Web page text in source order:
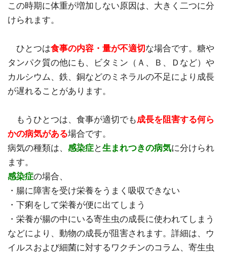
この時期に体重が増加しない原因は、大きく二つに分
けられます。
ひとつは食事の内容・量が不適切 な場合です。糖や
タンパク質の他にも、ビタミン（Ａ、Ｂ、Ｄなど）や
カルシウム、鉄、銅などのミネラルの不足により成長
が遅れることがあります。
もうひとつは、食事が適切でも成長を阻害する何ら
かの病気がある場合です。
病気の種類は、 感染症と生まれつきの病気に分けられ
ます。
感染症の場合、
・腸に障害を受け栄養をうまく吸収できない
・下痢をして栄養が便に出てしまう
・栄養が腸の中にいる寄生虫の成長に使われてしまう
などにより、動物の成長が阻害されます。詳細は、ウ
イルスおよび細菌に対するワクチンのコラム、寄生虫